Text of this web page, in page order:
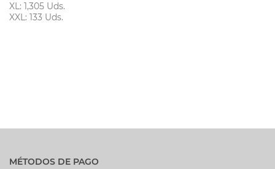
XL: 1,305 Uds.
XXL: 133 Uds.
MÉTODOS DE PAGO